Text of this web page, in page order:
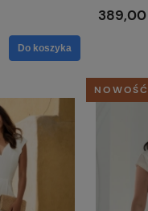
-
Do koszyka
389,00
NOWOŚĆ